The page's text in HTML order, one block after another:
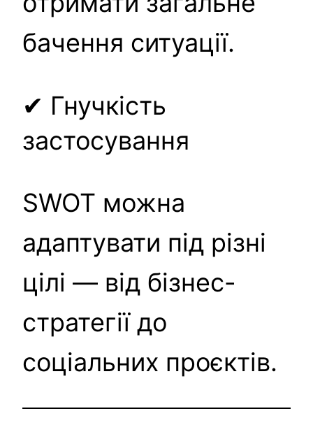
бачення ситуації.
✔ Гнучкість
застосування
SWOT можна
адаптувати під різні
цілі — від бізнес-
стратегії до
соціальних проєктів.